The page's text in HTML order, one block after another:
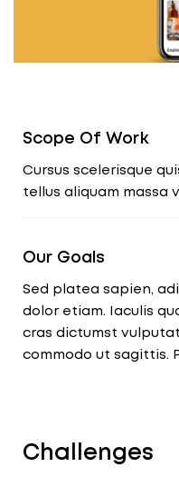
Scope Of Work
Cursus scelerisque
tellus aliquam massa
Our Goals
Sed platea sapien,
dolor etiam. Iaculis
cras dictumst
commodo ut sagittis.
Challenges